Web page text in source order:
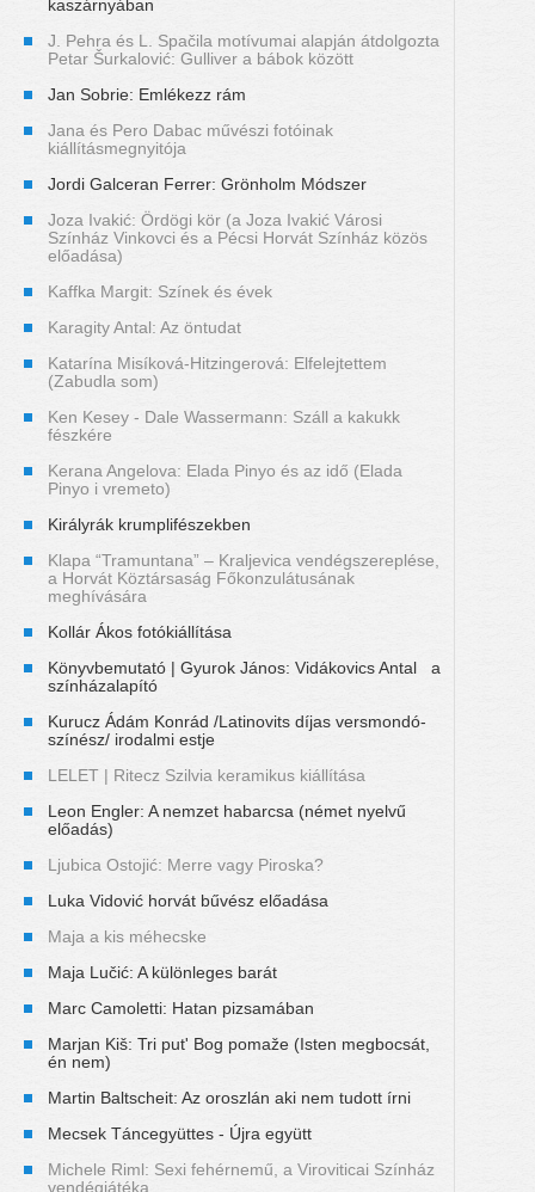
kaszárnyában
J. Pehra és L. Spačila motívumai alapján átdolgozta
Petar Šurkalović: Gulliver a bábok között
Jan Sobrie: Emlékezz rám
Jana és Pero Dabac művészi fotóinak
kiállításmegnyitója
Jordi Galceran Ferrer: Grönholm Módszer
Joza Ivakić: Ördögi kör (a Joza Ivakić Városi
Színház Vinkovci és a Pécsi Horvát Színház közös
előadása)
Kaffka Margit: Színek és évek
Karagity Antal: Az öntudat
Katarína Misíková-Hitzingerová: Elfelejtettem
(Zabudla som)
Ken Kesey - Dale Wassermann: Száll a kakukk
fészkére
Kerana Angelova: Elada Pinyo és az idő (Elada
Pinyo i vremeto)
Királyrák krumplifészekben
Klapa “Tramuntana” – Kraljevica vendégszereplése,
a Horvát Köztársaság Főkonzulátusának
meghívására
Kollár Ákos fotókiállítása
Könyvbemutató | Gyurok János: Vidákovics Antal a
színházalapító
Kurucz Ádám Konrád /Latinovits díjas versmondó-
színész/ irodalmi estje
LELET | Ritecz Szilvia keramikus kiállítása
Leon Engler: A nemzet habarcsa (német nyelvű
előadás)
Ljubica Ostojić: Merre vagy Piroska?
Luka Vidović horvát bűvész előadása
Maja a kis méhecske
Maja Lučić: A különleges barát
Marc Camoletti: Hatan pizsamában
Marjan Kiš: Tri put' Bog pomaže (Isten megbocsát,
én nem)
Martin Baltscheit: Az oroszlán aki nem tudott írni
Mecsek Táncegyüttes - Újra együtt
Michele Riml: Sexi fehérnemű, a Viroviticai Színház
vendégjátéka